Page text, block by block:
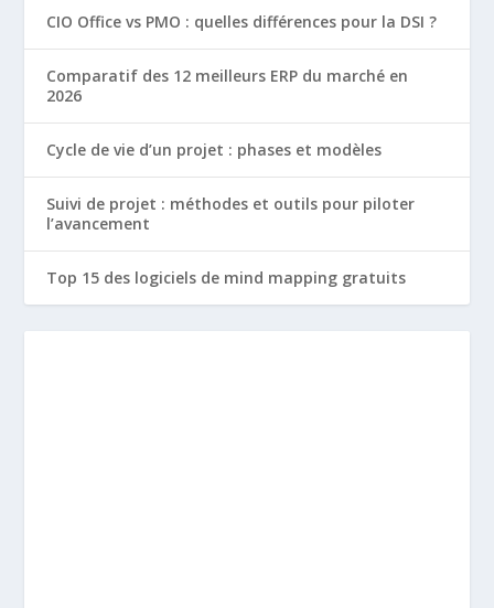
CIO Office vs PMO : quelles différences pour la DSI ?
Comparatif des 12 meilleurs ERP du marché en
2026
Cycle de vie d’un projet : phases et modèles
Suivi de projet : méthodes et outils pour piloter
l’avancement
Top 15 des logiciels de mind mapping gratuits